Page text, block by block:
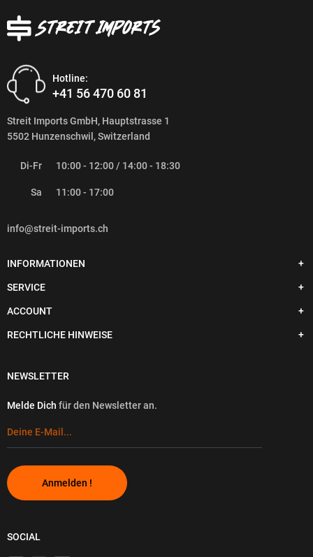
Hotline:
+41 56 470 60 81
Streit Imports GmbH, Hauptstrasse 1
5502 Hunzenschwil, Switzerland
Di-Fr 10:00 - 12:00 / 14:00 - 18:30
Sa 11:00 - 17:00
info@streit-imports.ch
INFORMATIONEN
SERVICE
ACCOUNT
RECHTLICHE HINWEISE
NEWSLETTER
Melde Dich für den Newsletter an.
Anmelden !
SOCIAL